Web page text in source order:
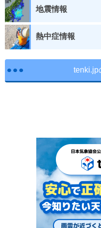
地震情報
熱中症情報
tenki.jp